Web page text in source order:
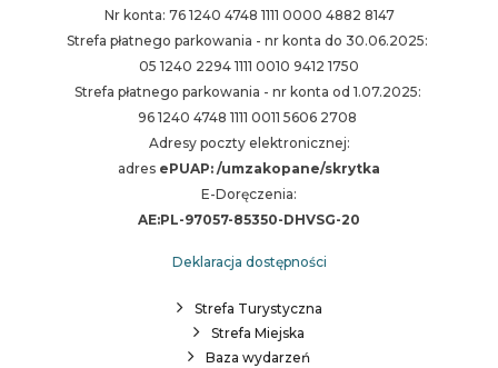
Nr konta: 76 1240 4748 1111 0000 4882 8147
Strefa płatnego parkowania - nr konta do 30.06.2025:
05 1240 2294 1111 0010 9412 1750
Strefa płatnego parkowania - nr konta od 1.07.2025:
96 1240 4748 1111 0011 5606 2708
Adresy poczty elektronicznej:
adres ePUAP: /umzakopane/skrytka
E-Doręczenia:
AE:PL-97057-85350-DHVSG-20
Deklaracja dostępności
Strefa Turystyczna
Strefa Miejska
Baza wydarzeń